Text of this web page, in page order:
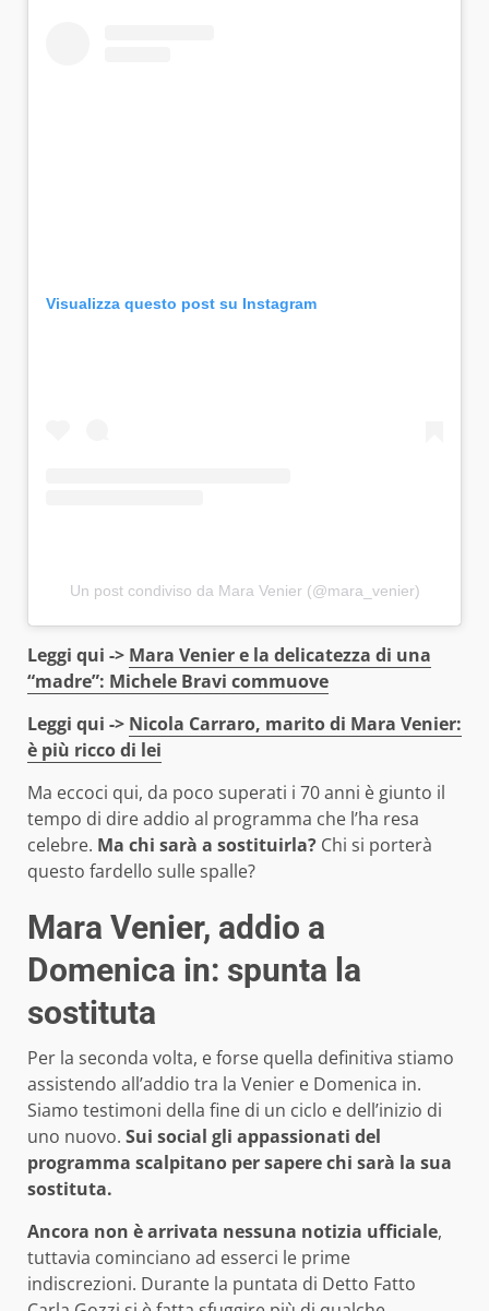
Visualizza questo post su Instagram
Un post condiviso da Mara Venier (@mara_venier)
Leggi qui -> Mara Venier e la delicatezza di una
“madre”: Michele Bravi commuove
Leggi qui -> Nicola Carraro, marito di Mara Venier:
è più ricco di lei
Ma eccoci qui, da poco superati i 70 anni è giunto il
tempo di dire addio al programma che l’ha resa
celebre. Ma chi sarà a sostituirla? Chi si porterà
questo fardello sulle spalle?
Mara Venier, addio a
Domenica in: spunta la
sostituta
Per la seconda volta, e forse quella definitiva stiamo
assistendo all’addio tra la Venier e Domenica in.
Siamo testimoni della fine di un ciclo e dell’inizio di
uno nuovo. Sui social gli appassionati del
programma scalpitano per sapere chi sarà la sua
sostituta.
Ancora non è arrivata nessuna notizia ufficiale,
tuttavia cominciano ad esserci le prime
indiscrezioni. Durante la puntata di Detto Fatto